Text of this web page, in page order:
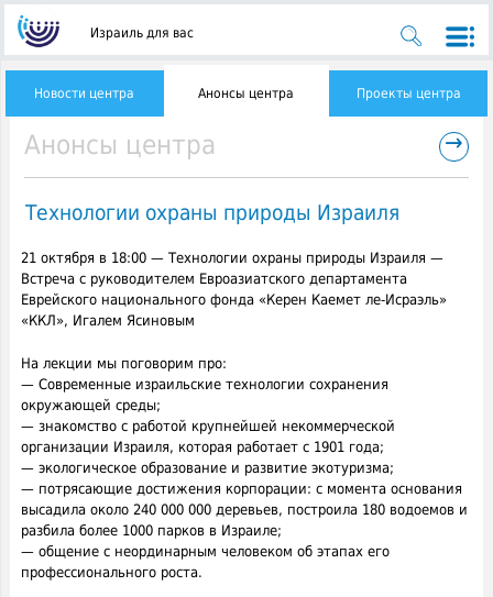
Израиль для вас
Новости центра Анонсы центра Проекты центра
Анонсы центра →
Технологии охраны природы Израиля
21 октября в 18:00 — Технологии охраны природы Израиля —
Встреча с руководителем Евроазиатского департамента
Еврейского национального фонда «Керен Каемет ле-Исраэль»
«ККЛ», Игалем Ясиновым
На лекции мы поговорим про:
— Современные израильские технологии сохранения
окружающей среды;
— знакомство с работой крупнейшей некоммерческой
организации Израиля, которая работает с 1901 года;
— экологическое образование и развитие экотуризма;
— потрясающие достижения корпорации: с момента основания
высадила около 240 000 000 деревьев, построила 180 водоемов и
разбила более 1000 парков в Израиле;
— общение с неординарным человеком об этапах его
профессионального роста.